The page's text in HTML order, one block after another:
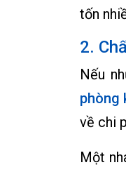
tốn
2.
Nếu
phòng
về chi
Một